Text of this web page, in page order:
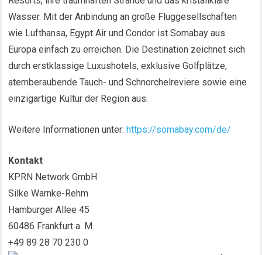
Wasser. Mit der Anbindung an große Fluggesellschaften
wie Lufthansa, Egypt Air und Condor ist Somabay aus
Europa einfach zu erreichen. Die Destination zeichnet sich
durch erstklassige Luxushotels, exklusive Golfplätze,
atemberaubende Tauch- und Schnorchelreviere sowie eine
einzigartige Kultur der Region aus.
Weitere Informationen unter:https://somabay.com/de/
Kontakt
KPRN Network GmbH
Silke Warnke-Rehm
Hamburger Allee 45
60486 Frankfurt a. M.
+49 89 28 70 230 0